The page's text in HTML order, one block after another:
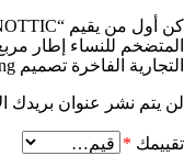
التجارية الفاخرة تصميم Dirving ظلال السيدات”
لن يتم نشر عنوان بريدك
تقييمك *